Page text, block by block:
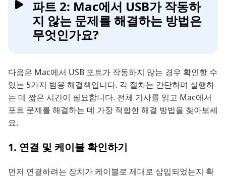
파트 2: Mac에서 USB가 작동하
지 않는 문제를 해결하는 방법은
무엇인가요?
다음은 Mac에서 USB 포트가 작동하지 않는 경우 확인할 수
있는 5가지 범용 해결책입니다. 각 절차는 간단하며 실행하
는 데 짧은 시간이 필요합니다. 전체 기사를 읽고 Mac에서
포트 문제를 해결하는 데 가장 적합한 해결 방법을 찾아보세
요.
1. 연결 및 케이블 확인하기
먼저 연결하려는 장치가 케이블로 제대로 삽입되었는지 확